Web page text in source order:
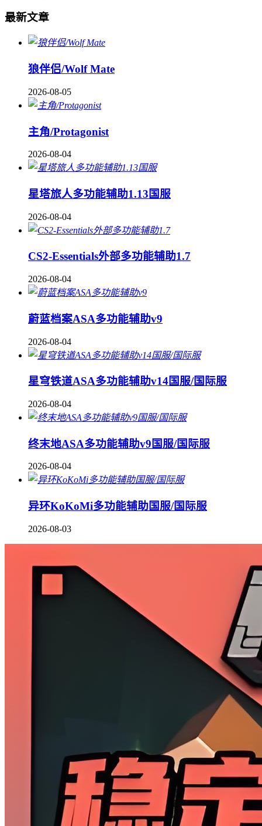
最新文章
狼伴侣/Wolf Mate
2026-08-05
主角/Protagonist
2026-08-04
星塔旅人多功能辅助1.13国服
2026-08-04
CS2-Essentials外部多功能辅助1.7
2026-08-04
蔚蓝档案ASA多功能辅助v9
2026-08-04
星穹铁道ASA多功能辅助v14国服/国际服
2026-08-04
终末地ASA多功能辅助v9国服/国际服
2026-08-04
异环KoKoMi多功能辅助国服/国际服
2026-08-03